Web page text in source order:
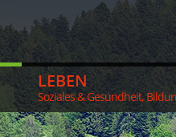
LEBEN
Soziales & Gesundheit,